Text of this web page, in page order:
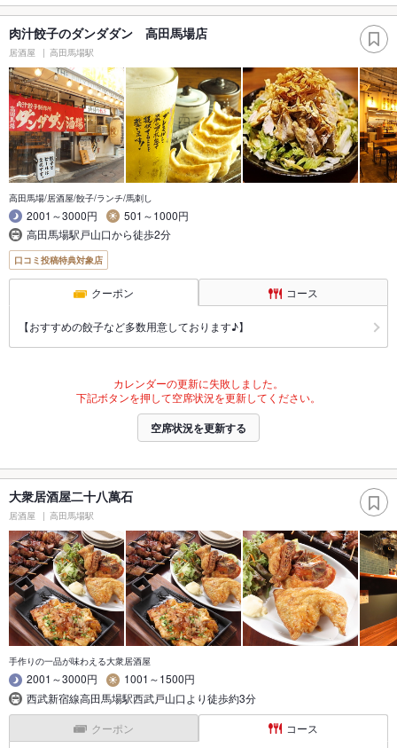
肉汁餃子のダンダダン 高田馬場店
居酒屋 高田馬場駅
高田馬場/居酒屋/餃子/ランチ/馬刺し
2001～3000円
501～1000円
高田馬場駅戸山口から徒歩2分
口コミ投稿特典対象店
クーポン コース
【おすすめの餃子など多数用意しております♪】
カレンダーの更新に失敗しました。
下記ボタンを押して空席状況を更新してください。
空席状況を更新する
大衆居酒屋二十八萬石
居酒屋 高田馬場駅
手作りの一品が味わえる大衆居酒屋
2001～3000円
1001～1500円
西武新宿線高田馬場駅西武戸山口より徒歩約3分
クーポン コース